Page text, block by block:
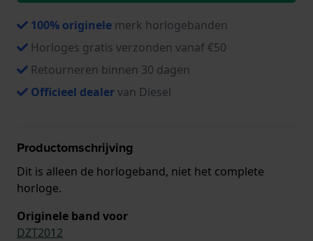
100% originele merk horlogebanden
Horloges gratis verzonden vanaf €50
Retourneren binnen 30 dagen
Officieel dealervan Diesel
Productomschrijving
Dit is alleen de horlogeband, niet het complete
horloge.
Originele band voor
DZT2012